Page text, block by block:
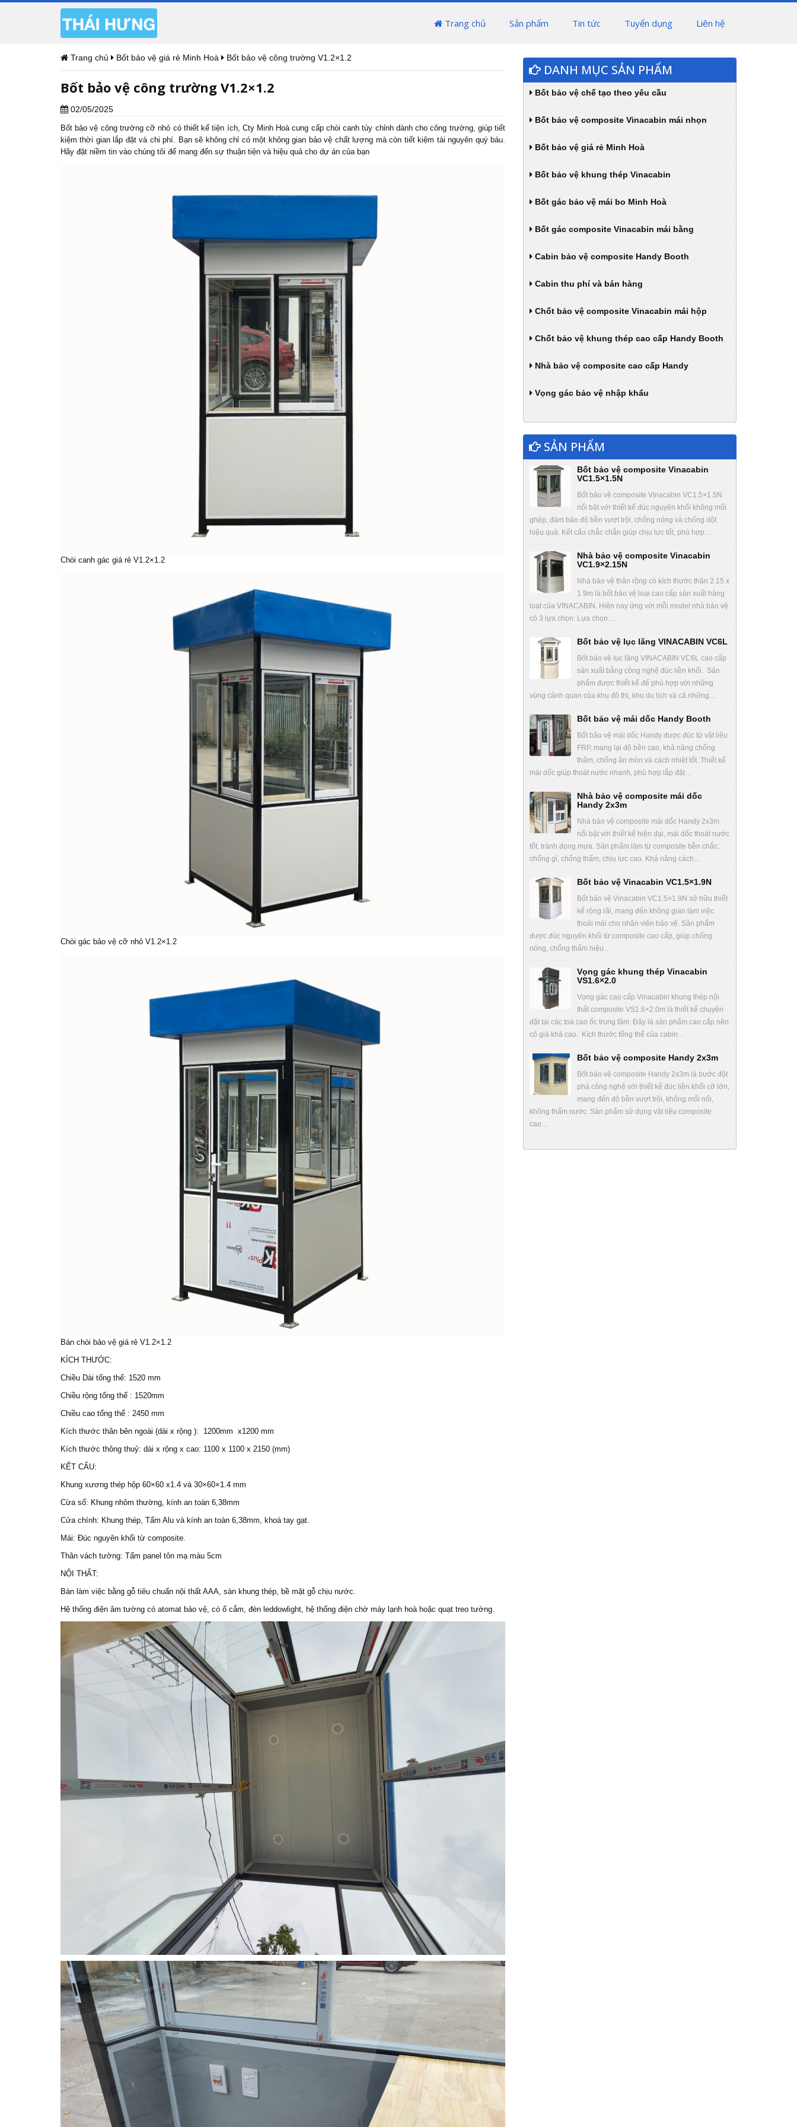
Trang chủ Sản phẩm Tin tức Tuyển dụng Liên hệ
Trang chủ Bốt bảo vệ giá rẻ Minh Hoà Bốt bảo vệ công trường V1.2×1.2
Bốt bảo vệ công trường V1.2×1.2
02/05/2025
Bốt bảo vệ công trường cỡ nhỏ có thiết kế tiện ích, Cty Minh Hoà cung cấp chòi canh tùy chỉnh dành cho công trường, giúp tiết
kiệm thời gian lắp đặt và chi phí. Bạn sẽ không chỉ có một không gian bảo vệ chất lượng mà còn tiết kiệm tài nguyên quý báu.
Hãy đặt niềm tin vào chúng tôi để mang đến sự thuận tiện và hiệu quả cho dự án của bạn
Chòi canh gác giá rẻ V1.2×1.2
Chòi gác bảo vệ cỡ nhỏ V1.2×1.2
Bán chòi bảo vệ giá rẻ V1.2×1.2
KÍCH THƯỚC:
Chiều Dài tổng thể: 1520 mm
Chiều rộng tổng thể : 1520mm
Chiều cao tổng thể : 2450 mm
Kích thước thân bên ngoài (dài x rộng ): 1200mm x1200 mm
Kích thước thông thuỷ: dài x rộng x cao: 1100 x 1100 x 2150 (mm)
KẾT CẤU:
Khung xương thép hộp 60×60 x1.4 và 30×60×1.4 mm
Cừa sổ: Khung nhôm thường, kính an toàn 6,38mm
Cửa chính: Khung thép, Tấm Alu và kính an toàn 6,38mm, khoá tay gạt.
Mái: Đúc nguyên khối từ composite.
Thân vách tường: Tấm panel tôn mạ màu 5cm
NỘI THẤT:
Bàn làm việc bằng gỗ tiêu chuẩn nội thất AAA, sàn khung thép, bề mặt gỗ chịu nước.
Hệ thống điện âm tường có atomat bảo vệ, có ổ cắm, đèn leddowlight, hệ thống điện chờ máy lạnh hoà hoặc quạt treo tường.
DANH MỤC SẢN PHẨM
Bốt bảo vệ chế tạo theo yêu cầu
Bốt bảo vệ composite Vinacabin mái nhọn
Bốt bảo vệ giá rẻ Minh Hoà
Bốt bảo vệ khung thép Vinacabin
Bốt gác bảo vệ mái bo Minh Hoà
Bốt gác composite Vinacabin mái bằng
Cabin bảo vệ composite Handy Booth
Cabin thu phí và bán hàng
Chốt bảo vệ composite Vinacabin mái hộp
Chốt bảo vệ khung thép cao cấp Handy Booth
Nhà bảo vệ composite cao cấp Handy
Vọng gác bảo vệ nhập khẩu
SẢN PHẨM
Bốt bảo vệ composite Vinacabin
VC1.5×1.5N
Bốt bảo vệ composite Vinacabin VC1.5×1.5N
nổi bật với thiết kế đúc nguyên khối không mối
ghép, đảm bảo độ bền vượt trội, chống nóng và chống dột
hiệu quả. Kết cấu chắc chắn giúp chịu lực tốt, phù hợp…
Nhà bảo vệ composite Vinacabin
VC1.9×2.15N
Nhà bảo vệ thân rộng có kích thước thân 2.15 x
1.9m là bốt bảo vệ loại cao cấp sản xuất hàng
loạt của VINACABIN. Hiện nay ứng với mỗi model nhà bảo vệ
có 3 lựa chọn: Lựa chọn…
Bốt bảo vệ lục lăng VINACABIN VC6L
Bốt bảo vệ lục lăng VINACABIN VC6L cao cấp
sản xuất bằng công nghệ đúc liền khối. Sản
phẩm được thiết kế để phù hợp với những
vùng cảnh quan của khu đô thị, khu du lịch và cả những…
Bốt bảo vệ mái dốc Handy Booth
Bốt bảo vệ mái dốc Handy được đúc từ vật liệu
FRP, mang lại độ bền cao, khả năng chống
thấm, chống ăn mòn và cách nhiệt tốt. Thiết kế
mái dốc giúp thoát nước nhanh, phù hợp lắp đặt…
Nhà bảo vệ composite mái dốc
Handy 2x3m
Nhà bảo vệ composite mái dốc Handy 2x3m
nổi bật với thiết kế hiện đại, mái dốc thoát nước
tốt, tránh đọng mưa. Sản phẩm làm từ composite bền chắc,
chống gỉ, chống thấm, chịu lực cao. Khả năng cách…
Bốt bảo vệ Vinacabin VC1.5×1.9N
Bốt bảo vệ Vinacabin VC1.5×1.9N sở hữu thiết
kế rộng rãi, mang đến không gian làm việc
thoải mái cho nhân viên bảo vệ. Sản phẩm
được đúc nguyên khối từ composite cao cấp, giúp chống
nóng, chống thấm hiệu…
Vọng gác khung thép Vinacabin
VS1.6×2.0
Vọng gác cao cấp Vinacabin khung thép nội
thất composite VS1.6×2.0m là thiết kế chuyên
đặt tại các toà cao ốc trung tâm. Đây là sản phẩm cao cấp nên
có giá khá cao. Kích thước tổng thể của cabin…
Bốt bảo vệ composite Handy 2x3m
Bốt bảo vệ composite Handy 2x3m là bước đột
phá công nghệ với thiết kế đúc liền khối cỡ lớn,
mang đến độ bền vượt trội, không mối nối,
không thấm nước. Sản phẩm sử dụng vật liệu composite
cao…